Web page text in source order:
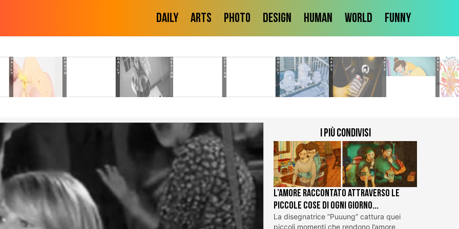
Daily Arts Photo Design Human World Funny
DAILY PHOTO DAILY DESIGN DESIGN DAILY ARTS ARTS ARTS
I più condivisi
L’Amore raccontato attraverso le
piccole cose di ogni giorno...
La disegnatrice ”Puuung” cattura quei
piccoli momenti che rendono l’amore